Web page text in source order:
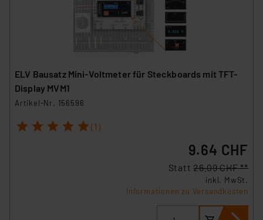
ELV Bausatz Mini-Voltmeter für Steckboards mit TFT-
Display MVM1
Artikel-Nr. 156596
1 2 3 4 5 (1)
9.64 CHF
Statt26.09 CHF **
inkl. MwSt.
Informationen zu Versandkosten